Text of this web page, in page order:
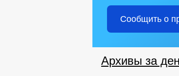
Условия и
Состав поселения
Планы и отчеты работы
Протокольные
Предпринимательство
Информационные
Статистические данные
Сообщить о
Архивы за